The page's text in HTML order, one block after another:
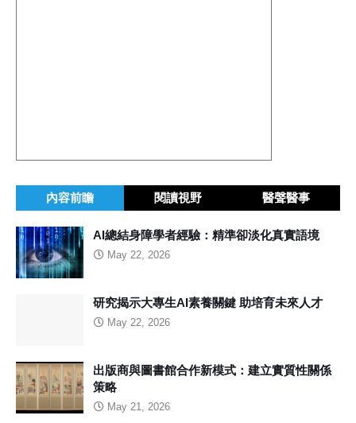
內容前瞻 閱讀視野 醫聲醫事
AI總結身障學者經驗：精準卻淡化真實語境
May 22, 2026
研究揭示大專生AI素養關鍵 助培育未來人才
May 22, 2026
出版商與圖書館合作新模式：建立實質性關係
策略
May 21, 2026